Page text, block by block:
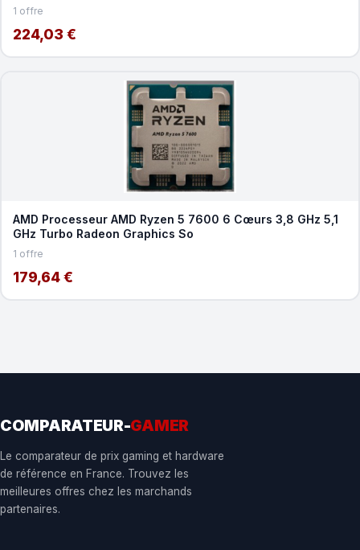
1 offre
224,03 €
AMD Processeur AMD Ryzen 5 7600 6 Cœurs 3,8 GHz 5,1
GHz Turbo Radeon Graphics So
1 offre
179,64 €
COMPARATEUR-GAMER
Le comparateur de prix gaming et hardware
de référence en France. Trouvez les
meilleures offres chez les marchands
partenaires.